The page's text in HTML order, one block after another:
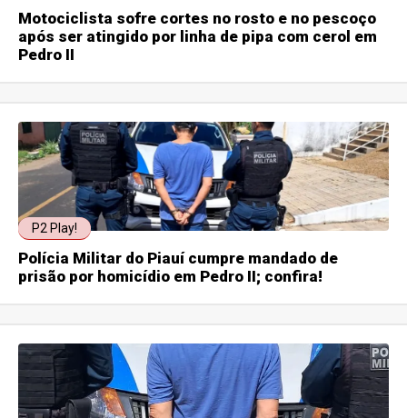
Motociclista sofre cortes no rosto e no pescoço
após ser atingido por linha de pipa com cerol em
Pedro II
P2 Play!
Polícia Militar do Piauí cumpre mandado de
prisão por homicídio em Pedro II; confira!